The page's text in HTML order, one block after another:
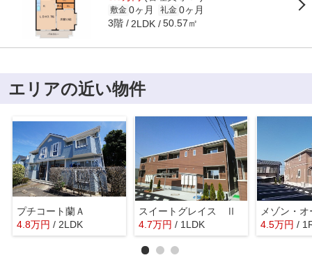
敷金 0ヶ月 礼金 0ヶ月
3階 2LDK 50.57㎡
エリアの近い物件
プチコート蘭Ａ
4.8万円 / 2LDK
スイートグレイス Ⅱ
4.7万円 / 1LDK
メゾン・
4.5万円 /